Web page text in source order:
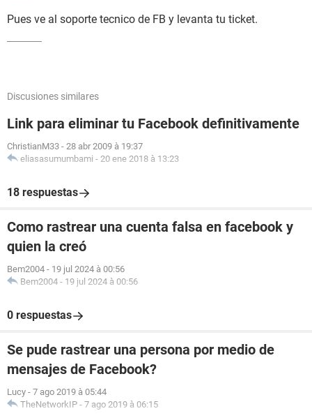
Pues ve al soporte tecnico de FB y levanta tu ticket.
Discusiones similares
Link para eliminar tu Facebook definitivamente
ChristianM33 - 28 abr 2009 à 19:37
eliasasumumbami - 20 ene 2018 à 13:23
18 respuestas
Como rastrear una cuenta falsa en facebook y
quien la creó
Bem2004 - 19 jul 2024 à 00:56
Bem2004 - 19 jul 2024 à 00:56
0 respuestas
Se pude rastrear una persona por medio de
mensajes de Facebook?
Lucy - 7 ago 2019 à 05:44
TheNetworkIP - 7 ago 2019 à 06:15